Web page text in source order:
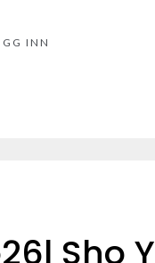
INN
Sho Y